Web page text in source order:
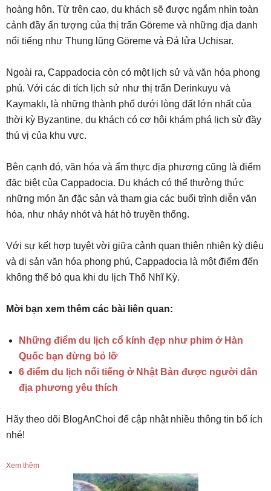
hoàng hôn. Từ trên cao, du khách sẽ được ngắm nhìn toàn
cảnh đầy ấn tượng của thị trấn Göreme và những địa danh
nổi tiếng như Thung lũng Göreme và Đá lửa Uchisar.
Ngoài ra, Cappadocia còn có một lịch sử và văn hóa phong
phú. Với các di tích lịch sử như thị trấn Derinkuyu và
Kaymaklı, là những thành phố dưới lòng đất lớn nhất của
thời kỳ Byzantine, du khách có cơ hội khám phá lịch sử đầy
thú vị của khu vực.
Bên cạnh đó, văn hóa và ẩm thực địa phương cũng là điểm
đặc biệt của Cappadocia. Du khách có thể thưởng thức
những món ăn đặc sản và tham gia các buổi trình diễn văn
hóa, như nhảy nhót và hát hò truyền thống.
Với sự kết hợp tuyệt vời giữa cảnh quan thiên nhiên kỳ diệu
và di sản văn hóa phong phú, Cappadocia là một điểm đến
không thể bỏ qua khi du lịch Thổ Nhĩ Kỳ.
Mời bạn xem thêm các bài liên quan:
Những điểm du lịch cổ kính đẹp như phim ở Hàn
Quốc bạn đừng bỏ lỡ
6 điểm du lịch nổi tiếng ở Nhật Bản được người dân
địa phương yêu thích
Hãy theo dõi BlogAnChoi để cập nhật nhiều thông tin bổ ích
nhé!
Xem thêm